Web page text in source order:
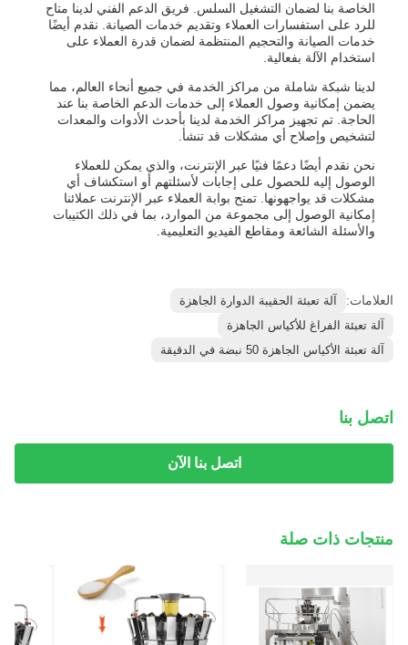
الخاصة بنا لضمان التشغيل السلس. فريق الدعم الفني لدينا متاح
للرد على استفسارات العملاء وتقديم خدمات الصيانة. نقدم أيضًا
خدمات الصيانة والتحجيم المنتظمة لضمان قدرة العملاء على
استخدام الآلة بفعالية.
لدينا شبكة شاملة من مراكز الخدمة في جميع أنحاء العالم، مما
يضمن إمكانية وصول العملاء إلى خدمات الدعم الخاصة بنا عند
الحاجة. تم تجهيز مراكز الخدمة لدينا بأحدث الأدوات والمعدات
لتشخيص وإصلاح أي مشكلات قد تنشأ.
نحن نقدم أيضًا دعمًا فنيًا عبر الإنترنت، والذي يمكن للعملاء
الوصول إليه للحصول على إجابات لأسئلتهم أو استكشاف أي
مشكلات قد يواجهونها. تمنح بوابة العملاء عبر الإنترنت عملائنا
إمكانية الوصول إلى مجموعة من الموارد، بما في ذلك الكتيبات
والأسئلة الشائعة ومقاطع الفيديو التعليمية.
العلامات:
آلة تعبئة الحقيبة الدوارة الجاهزة
آلة تعبئة الفراغ للأكياس الجاهزة
آلة تعبئة الأكياس الجاهزة 50 نبضة في الدقيقة
اتصل بنا
اتصل بنا الآن
منتجات ذات صلة